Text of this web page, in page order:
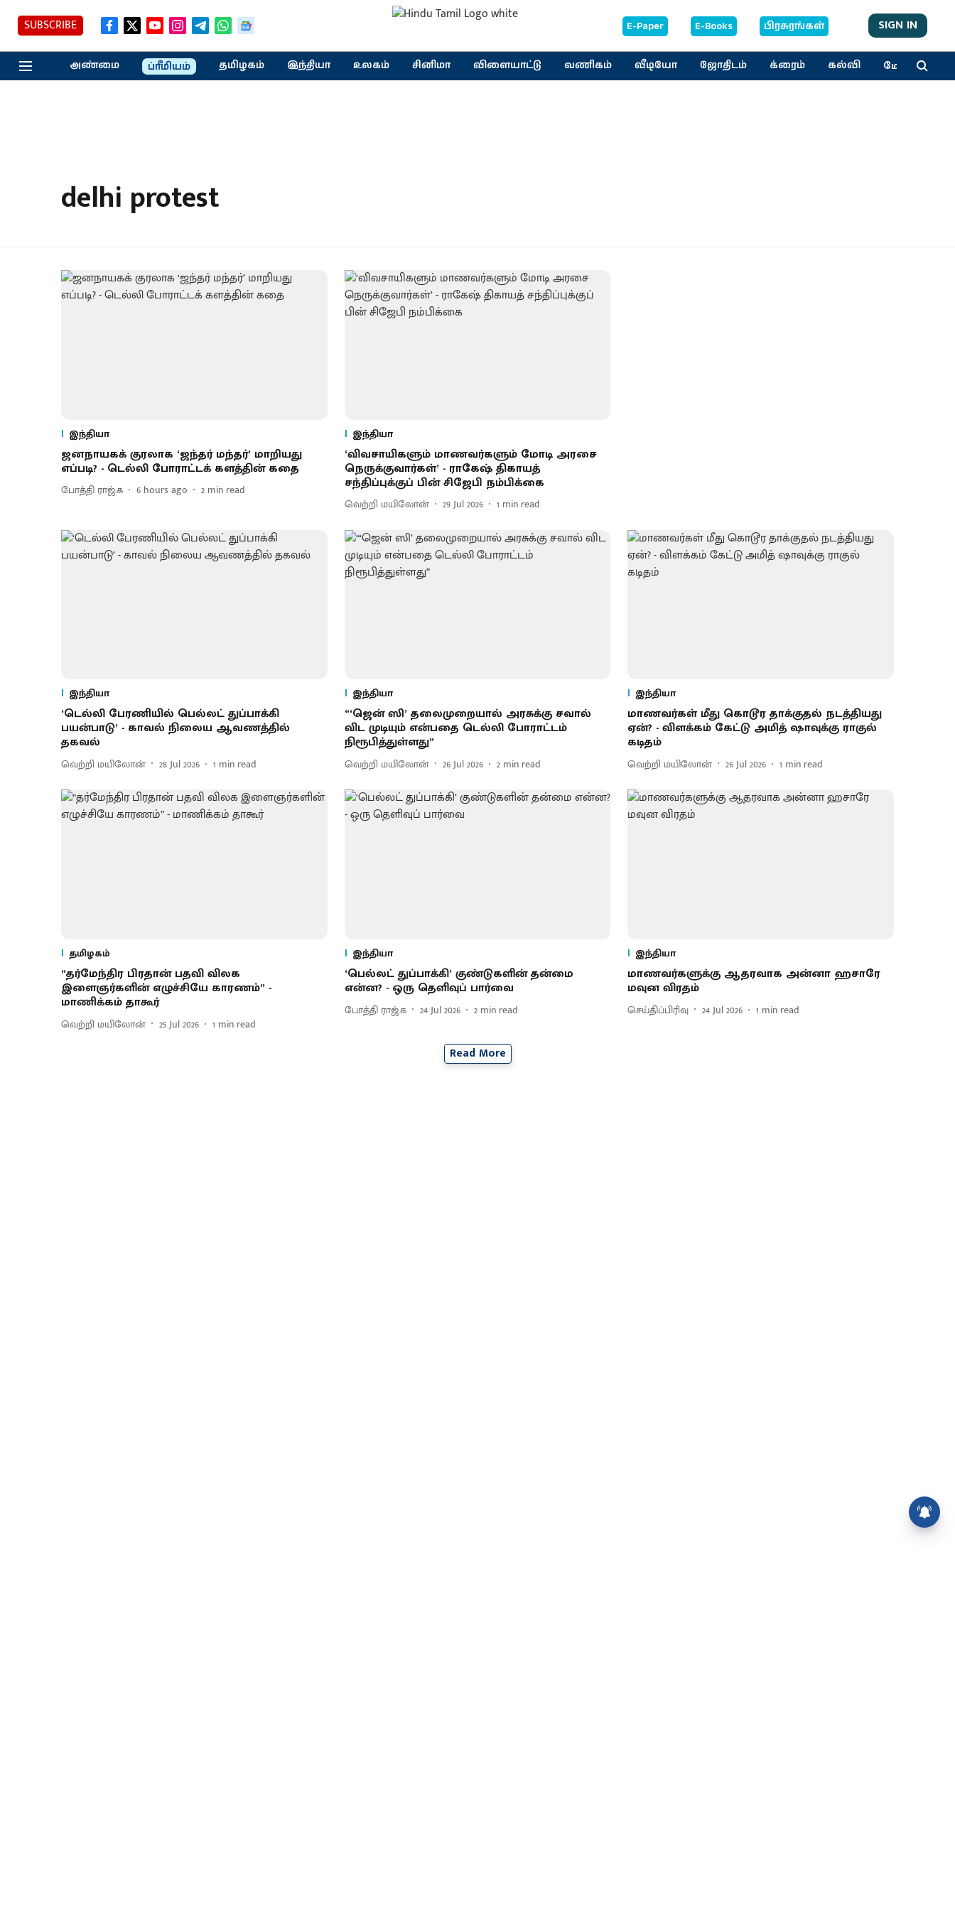
SUBSCRIBE E-Paper E-Books பிரசுரங்கள் SIGN IN
அண்மை ப்ரீமியம் தமிழகம் இந்தியா உலகம் சினிமா விளையாட்டு வணிகம் வீடியோ ஜோதிடம் க்ரைம் கல்வி மேலும்
delhi protest
இந்தியா
ஜனநாயகக் குரலாக ‘ஜந்தர் மந்தர்’ மாறியது
எப்படி? - டெல்லி போராட்டக் களத்தின் கதை
போத்தி ராஜ்.க 6 hours ago 2 min read
இந்தியா
‘விவசாயிகளும் மாணவர்களும் மோடி அரசை
நெருக்குவார்கள்’ - ராகேஷ் திகாயத்
சந்திப்புக்குப் பின் சிஜேபி நம்பிக்கை
வெற்றி மயிலோன் 29 Jul 2026 1 min read
இந்தியா
‘டெல்லி பேரணியில் பெல்லட் துப்பாக்கி
பயன்பாடு’ - காவல் நிலைய ஆவணத்தில்
தகவல்
வெற்றி மயிலோன் 28 Jul 2026 1 min read
இந்தியா
“‘ஜென் ஸி’ தலைமுறையால் அரசுக்கு சவால்
விட முடியும் என்பதை டெல்லி போராட்டம்
நிரூபித்துள்ளது”
வெற்றி மயிலோன் 26 Jul 2026 2 min read
இந்தியா
மாணவர்கள் மீது கொடூர தாக்குதல் நடத்தியது
ஏன்? - விளக்கம் கேட்டு அமித் ஷாவுக்கு ராகுல்
கடிதம்
வெற்றி மயிலோன் 26 Jul 2026 1 min read
தமிழகம்
“தர்மேந்திர பிரதான் பதவி விலக
இளைஞர்களின் எழுச்சியே காரணம்” -
மாணிக்கம் தாகூர்
வெற்றி மயிலோன் 25 Jul 2026 1 min read
இந்தியா
‘பெல்லட் துப்பாக்கி’ குண்டுகளின் தன்மை
என்ன? - ஒரு தெளிவுப் பார்வை
போத்தி ராஜ்.க 24 Jul 2026 2 min read
இந்தியா
மாணவர்களுக்கு ஆதரவாக அன்னா ஹசாரே
மவுன விரதம்
செய்திப்பிரிவு 24 Jul 2026 1 min read
Read More